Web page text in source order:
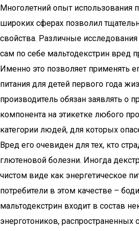
Многолетний опыт использования
широких сферах позволил
свойства. Различные
сам по себе мальтодекстрин вред
Именно это позволяет применять
питания для детей первого года
производитель обязан заявлять о
компонента на этикетке любого
категории людей, для которых
Вред его очевиден для тех, кто
глютеновой болезни. Иногда
чистом виде как энергетическое
потребители в этом качестве –
мальтодекстрин входит в состав
энерготоников,